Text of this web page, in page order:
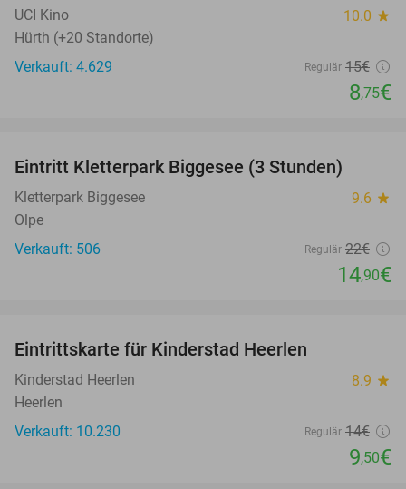
UCI Kino 10.0 star
Hürth (+20 Standorte)
Verkauft: 4.629
Regulär 15€
8,75€
Eintritt Kletterpark Biggesee (3 Stunden)
Kletterpark Biggesee 9.6 star
Olpe
Verkauft: 506
Regulär 22€
14,90€
Eintrittskarte für Kinderstad Heerlen
Kinderstad Heerlen 8.9 star
Heerlen
Verkauft: 10.230
Regulär 14€
9,50€